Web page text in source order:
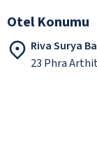
Otel Konumu
Riva Surya
23 Phra